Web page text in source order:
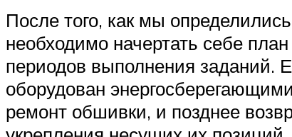
После того, как мы
необходимо начертать себе
периодов выполнения заданий.
оборудован
ремонт обшивки, и позднее